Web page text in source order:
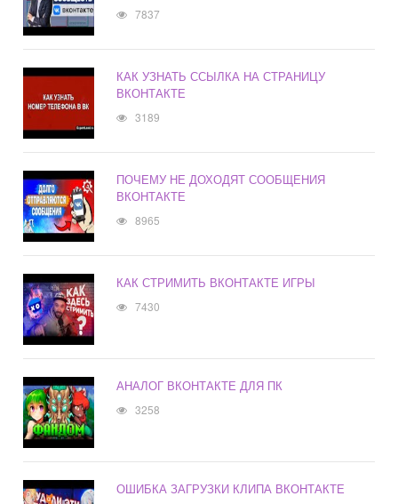
7837
КАК УЗНАТЬ ССЫЛКА НА СТРАНИЦУ
ВКОНТАКТЕ
3189
ПОЧЕМУ НЕ ДОХОДЯТ СООБЩЕНИЯ
ВКОНТАКТЕ
8965
КАК СТРИМИТЬ ВКОНТАКТЕ ИГРЫ
7430
АНАЛОГ ВКОНТАКТЕ ДЛЯ ПК
3258
ОШИБКА ЗАГРУЗКИ КЛИПА ВКОНТАКТЕ